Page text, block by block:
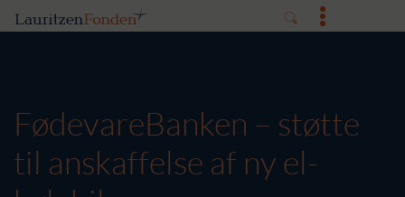
FødevareBanken – støtte
til anskaffelse af ny el-